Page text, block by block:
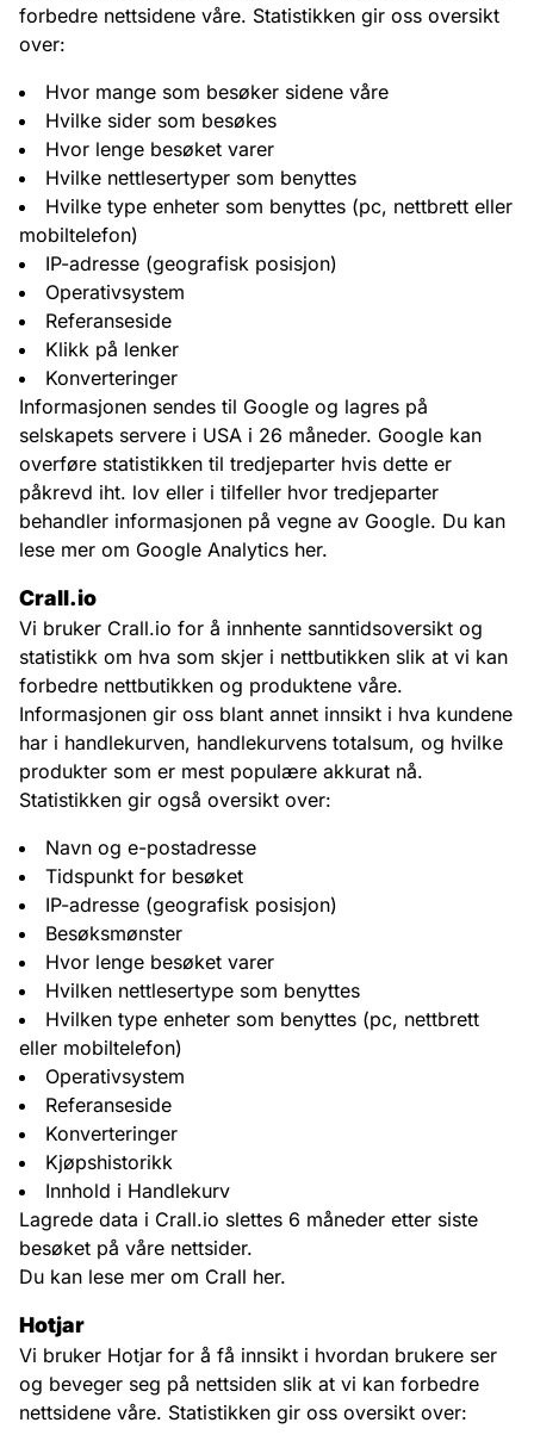
forbedre nettsidene våre. Statistikken gir oss oversikt
over:
Hvor mange som besøker sidene våre
Hvilke sider som besøkes
Hvor lenge besøket varer
Hvilke nettlesertyper som benyttes
Hvilke type enheter som benyttes (pc, nettbrett eller
mobiltelefon)
IP-adresse (geografisk posisjon)
Operativsystem
Referanseside
Klikk på lenker
Konverteringer
Informasjonen sendes til Google og lagres på
selskapets servere i USA i 26 måneder. Google kan
overføre statistikken til tredjeparter hvis dette er
påkrevd iht. lov eller i tilfeller hvor tredjeparter
behandler informasjonen på vegne av Google. Du kan
lese mer om Google Analytics her.
Crall.io
Vi bruker Crall.io for å innhente sanntidsoversikt og
statistikk om hva som skjer i nettbutikken slik at vi kan
forbedre nettbutikken og produktene våre.
Informasjonen gir oss blant annet innsikt i hva kundene
har i handlekurven, handlekurvens totalsum, og hvilke
produkter som er mest populære akkurat nå.
Statistikken gir også oversikt over:
Navn og e-postadresse
Tidspunkt for besøket
IP-adresse (geografisk posisjon)
Besøksmønster
Hvor lenge besøket varer
Hvilken nettlesertype som benyttes
Hvilken type enheter som benyttes (pc, nettbrett
eller mobiltelefon)
Operativsystem
Referanseside
Konverteringer
Kjøpshistorikk
Innhold i Handlekurv
Lagrede data i Crall.io slettes 6 måneder etter siste
besøket på våre nettsider.
Du kan lese mer om Crall her.
Hotjar
Vi bruker Hotjar for å få innsikt i hvordan brukere ser
og beveger seg på nettsiden slik at vi kan forbedre
nettsidene våre. Statistikken gir oss oversikt over: